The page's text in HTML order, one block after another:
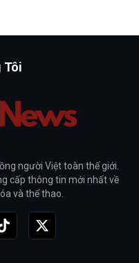
Tôi
người Việt toàn thế giới.
cấp thông tin mới nhất về
và thể thao.